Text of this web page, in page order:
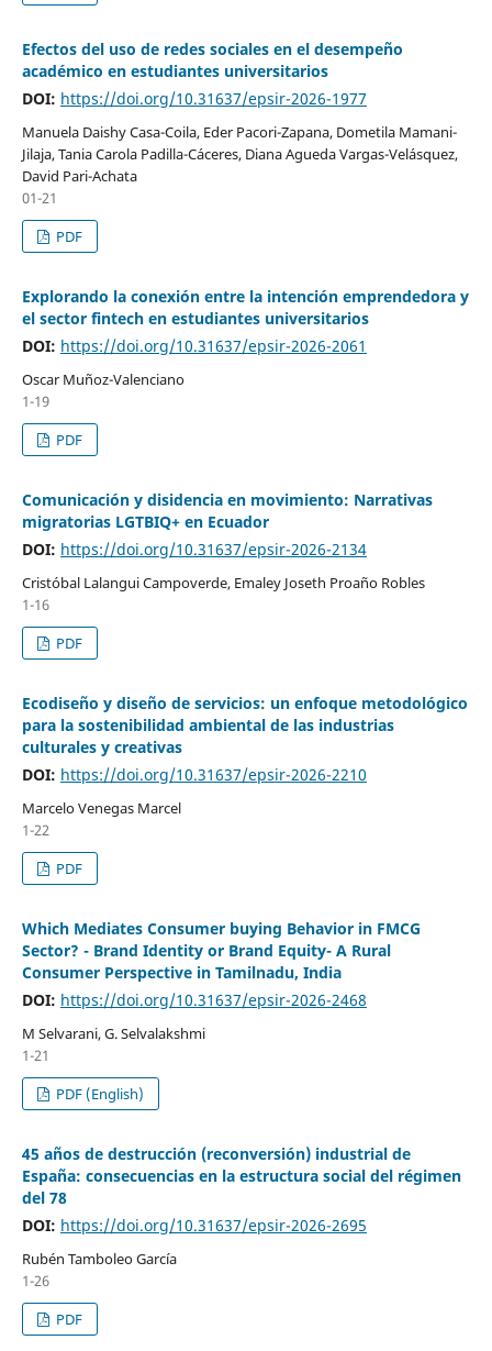
Efectos del uso de redes sociales en el desempeño
académico en estudiantes universitarios
DOI: https://doi.org/10.31637/epsir-2026-1977
Manuela Daishy Casa-Coila, Eder Pacori-Zapana, Dometila Mamani-
Jilaja, Tania Carola Padilla-Cáceres, Diana Agueda Vargas-Velásquez,
David Pari-Achata
01-21
PDF
Explorando la conexión entre la intención emprendedora y
el sector fintech en estudiantes universitarios
DOI: https://doi.org/10.31637/epsir-2026-2061
Oscar Muñoz-Valenciano
1-19
PDF
Comunicación y disidencia en movimiento: Narrativas
migratorias LGTBIQ+ en Ecuador
DOI: https://doi.org/10.31637/epsir-2026-2134
Cristóbal Lalangui Campoverde, Emaley Joseth Proaño Robles
1-16
PDF
Ecodiseño y diseño de servicios: un enfoque metodológico
para la sostenibilidad ambiental de las industrias
culturales y creativas
DOI: https://doi.org/10.31637/epsir-2026-2210
Marcelo Venegas Marcel
1-22
PDF
Which Mediates Consumer buying Behavior in FMCG
Sector? - Brand Identity or Brand Equity- A Rural
Consumer Perspective in Tamilnadu, India
DOI: https://doi.org/10.31637/epsir-2026-2468
M Selvarani, G. Selvalakshmi
1-21
PDF (English)
45 años de destrucción (reconversión) industrial de
España: consecuencias en la estructura social del régimen
del 78
DOI: https://doi.org/10.31637/epsir-2026-2695
Rubén Tamboleo García
1-26
PDF